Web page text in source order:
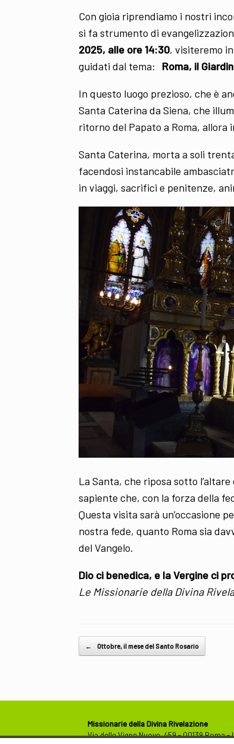
Con gioia riprendiamo i nostri
si fa strumento di
2025, alle ore 14:30, visiteremo
guidati dal tema: Roma, il
In questo luogo prezioso, che è
Santa Caterina da Siena, che
ritorno del Papato a Roma, allora
Santa Caterina, morta a soli
facendosi instancabile
in viaggi, sacrifici e penitenze,
La Santa, che riposa sotto
sapiente che, con la forza della
Questa visita sarà un’occasione
nostra fede, quanto Roma sia
del Vangelo.
Dio ci benedica, e la Vergine ci
Le Missionarie della Divina
Post navigation
← Ottobre, il mese del Santo Rosario
Missionarie della Divina Rivelazione
Via delle Vigne Nuove, 459 - 00139 Roma -